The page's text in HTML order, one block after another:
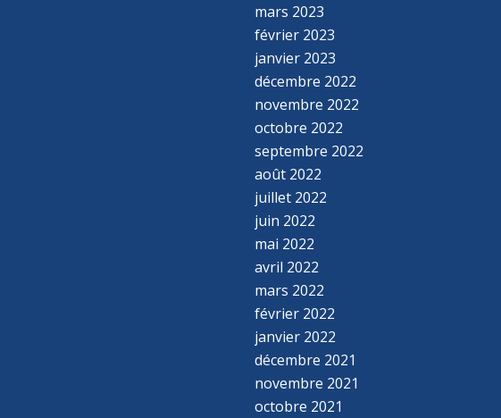
mars 2023
février 2023
janvier 2023
décembre 2022
novembre 2022
octobre 2022
septembre 2022
août 2022
juillet 2022
juin 2022
mai 2022
avril 2022
mars 2022
février 2022
janvier 2022
décembre 2021
novembre 2021
octobre 2021